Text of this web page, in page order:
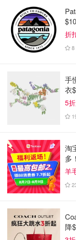
佩里港端午节
时间：2025年6月
地点：Palmer
参加由 Alkame
而友好的比赛，这
法。
前往停车场的路线：
折
8
手
衣
5
淘
多
羊
降